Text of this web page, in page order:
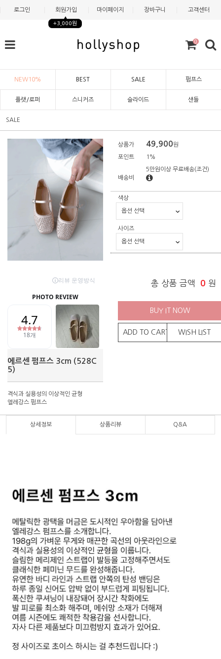
로그인 회원가입
+3,000원
마이페이지 장바구니 고객센터
0
NEW10% BEST SALE 펌프스
플랫/로퍼 스니커즈 슬라이드 샌들
SALE
에르센 펌프스 3cm (528C
5)
격식과 실용성의 이상적인 균형
엘레강스 펌프스
상품가 49,900원
포인트 1%
배송비
5만원이상 무료배송(조건)
색상
사이즈
총 상품 금액 0 원
BUY IT NOW
ADD TO CART WISH LIST
상세정보 상품리뷰 Q&A